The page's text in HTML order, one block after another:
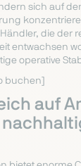
sich auf
die der
entwachsen
operative
buchen]
auf